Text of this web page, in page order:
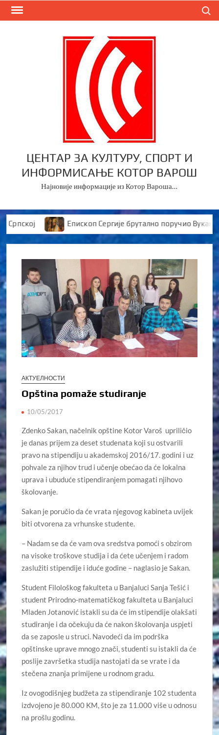
Skip
ЦЕНТАР ЗА КУЛТУРУ, СПОРТ И
ИНФОРМИСАЊЕ КОТОР ВАРОШ
Најновије информације из Котор Вароша…
Епископ Сергије брутално поручио
АКТУЕЛНОСТИ
Opština pomaže studiranje
10/05/2017
Zdenko Sakan, načelnik opštine Kotor Varoš upriličio
je danas prijem za deset studenata koji su ostvarili
pravo na stipendiju u akademskoj 2016/17. godini i uz
pohvale za njihov trud i učenje obećao da će lokalna
uprava i ubuduće stipendiranjem pomagati njihovo
školovanje.
Sakan je poručio da će vrata njegovog kabineta uvijek
biti otvorena za vrhunske studente.
– Nadam se da će vam ova sredstva pomoći s obzirom
na visoke troškove studija i da ćete učenjem i radom
zaslužiti stipendije i iduće godine – naglasio je Sakan.
Student Filološkog fakulteta u Banjaluci Sanja Tešić i
student Prirodno-matematičkog fakulteta u Banjaluci
Mladen Jotanović istakli su da će im stipendije olakšati
studiranje i da očekuju da će nakon školovanja uspjeti
da se zaposle u struci. Navodeći da im podrška
opštinske uprave mnogo znači, studenti su istakli da će
poslije završetka studija nastojati da se vrate i da
stečena znanja primijene u rodnom gradu.
Iz ovogodišnjeg budžeta za stipendiranje 102 studenta
izdvojeno je 80.000 KM, što je za 11.000 više u odnosu
na prošlu godinu.